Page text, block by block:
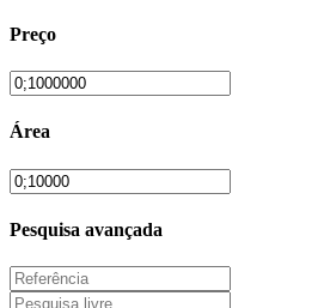
Preço
Área
Pesquisa avançada